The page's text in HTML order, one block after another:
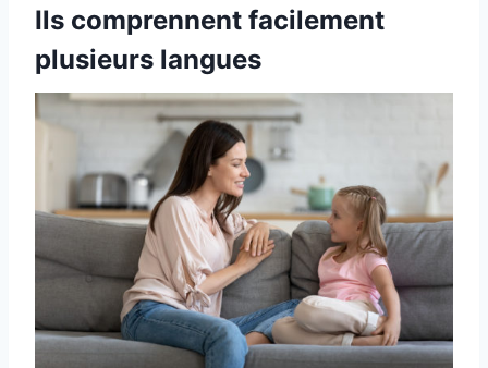
Ils comprennent facilement
plusieurs langues